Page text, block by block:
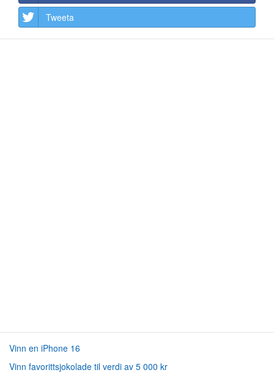
Tweeta
Vinn en iPhone 16
Vinn favorittsjokolade til verdi av 5 000 kr